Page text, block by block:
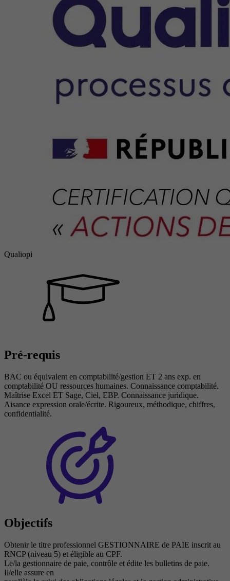
Qualiopi
Pré-requis
BAC ou équivalent en comptabilité/gestion ET 2 ans exp. en
comptabilité OU ressources humaines. Connaissance comptabilité.
Maîtrise Excel ET Sage, Ciel, EBP. Connaissance juridique.
Aisance expression orale/écrite. Rigoureux, méthodique, chiffres,
confidentialité.
Objectifs
Obtenir le titre professionnel GESTIONNAIRE de PAIE inscrit au
RNCP (niveau 5) et éligible au CPF.
Le/la gestionnaire de paie, contrôle et édite les bulletins de paie.
Il/elle assure en